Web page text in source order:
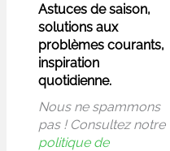
Astuces de saison,
solutions aux
problèmes courants,
inspiration
quotidienne.
Nous ne spammons
pas ! Consultez notre
politique de